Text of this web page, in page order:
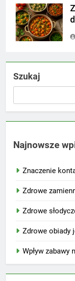
Szukaj
Najnowsze
Znaczenie
Zdrowe
Zdrowe
Zdrowe obiady
Wpływ zabawy